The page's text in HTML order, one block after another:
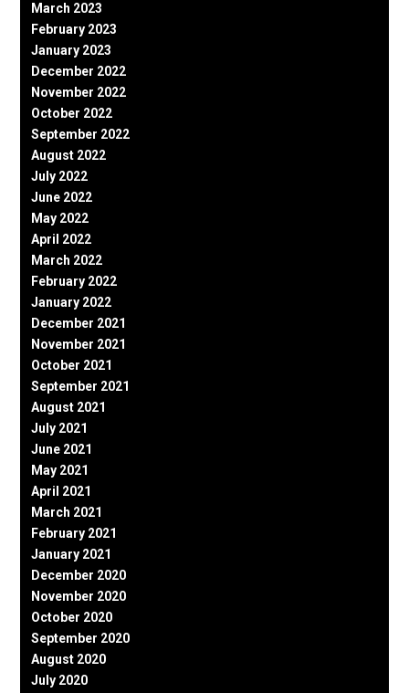
March 2023
February 2023
January 2023
December 2022
November 2022
October 2022
September 2022
August 2022
July 2022
June 2022
May 2022
April 2022
March 2022
February 2022
January 2022
December 2021
November 2021
October 2021
September 2021
August 2021
July 2021
June 2021
May 2021
April 2021
March 2021
February 2021
January 2021
December 2020
November 2020
October 2020
September 2020
August 2020
July 2020